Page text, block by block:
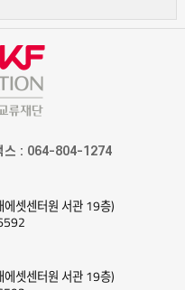
스 : 064-804-1274
셋센터원 서관 19층)
셋센터원 서관 19층)